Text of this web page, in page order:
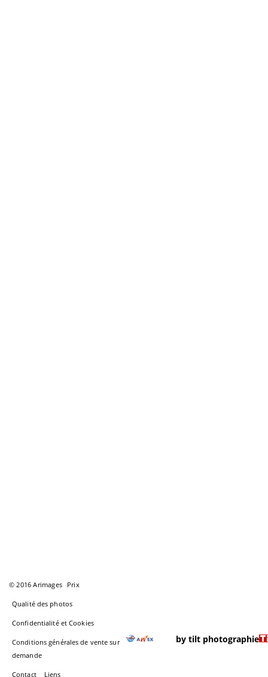
© 2016 Arimages Prix
Qualité des photos
Confidentialité et Cookies
Conditions générales de vente sur
demande
Contact Liens
by tilt photographie